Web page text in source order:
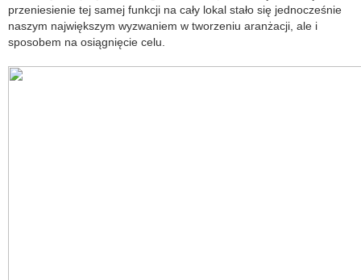
przeniesienie tej samej funkcji na cały lokal stało się jednocześnie
naszym największym wyzwaniem w tworzeniu aranżacji, ale i
sposobem na osiągnięcie celu.